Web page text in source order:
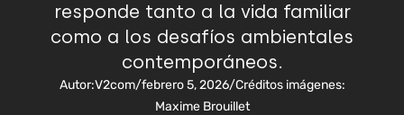
responde tanto a la vida familiar
como a los desafíos ambientales
contemporáneos.
Autor:V2com/febrero 5, 2026/Créditos imágenes:
Maxime Brouillet